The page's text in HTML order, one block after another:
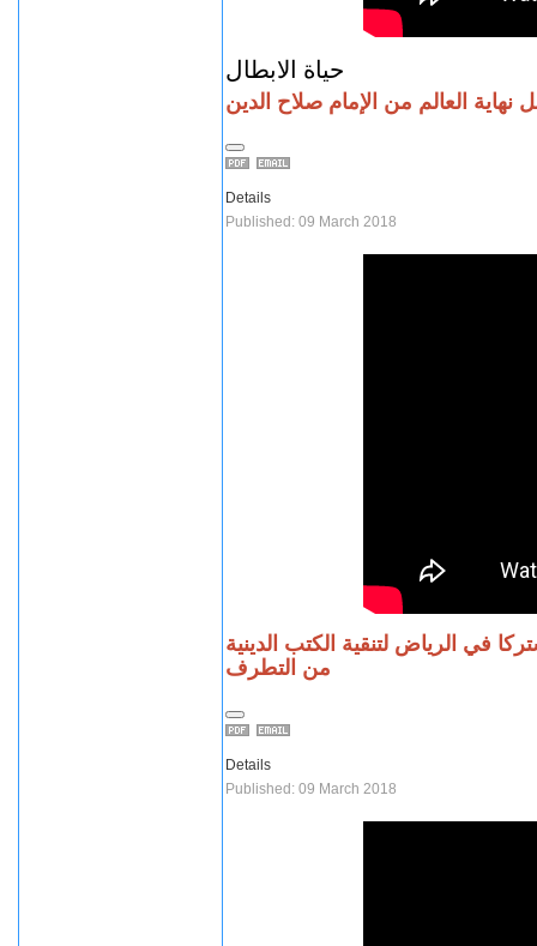
حياة الابطال
العالم من الإمام صلاح الدين
Details
Published: 09 March 2018
في الرياض لتنقية الكتب الدينية
من التطرف
Details
Published: 09 March 2018